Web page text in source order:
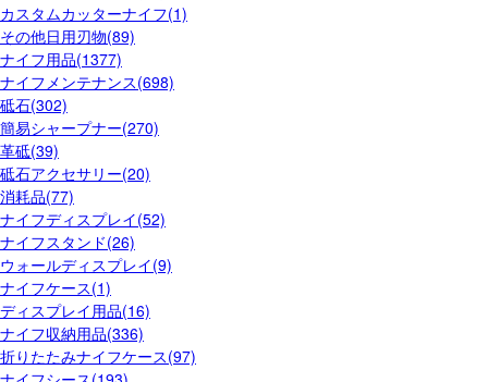
カスタムカッターナイフ(1)
その他日用刃物(89)
ナイフ用品(1377)
ナイフメンテナンス(698)
砥石(302)
簡易シャープナー(270)
革砥(39)
砥石アクセサリー(20)
消耗品(77)
ナイフディスプレイ(52)
ナイフスタンド(26)
ウォールディスプレイ(9)
ナイフケース(1)
ディスプレイ用品(16)
ナイフ収納用品(336)
折りたたみナイフケース(97)